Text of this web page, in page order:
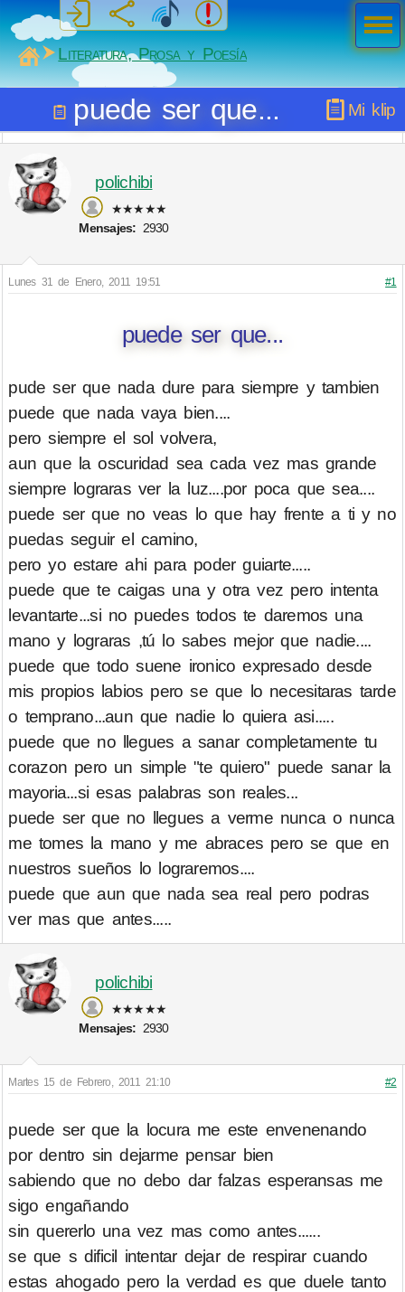
MiSabueso
Literatura, Prosa y Poesía
Mi klip
puede ser que...
polichibi
★★★★★
Mensajes: 2930
Lunes 31 de Enero, 2011 19:51 #1
puede ser que...
pude ser que nada dure para siempre y tambien
puede que nada vaya bien....
pero siempre el sol volvera,
aun que la oscuridad sea cada vez mas grande
siempre lograras ver la luz....por poca que sea....
puede ser que no veas lo que hay frente a ti y no
puedas seguir el camino,
pero yo estare ahi para poder guiarte.....
puede que te caigas una y otra vez pero intenta
levantarte...si no puedes todos te daremos una
mano y lograras ,tú lo sabes mejor que nadie....
puede que todo suene ironico expresado desde
mis propios labios pero se que lo necesitaras tarde
o temprano...aun que nadie lo quiera asi.....
puede que no llegues a sanar completamente tu
corazon pero un simple "te quiero" puede sanar la
mayoria...si esas palabras son reales...
puede ser que no llegues a verme nunca o nunca
me tomes la mano y me abraces pero se que en
nuestros sueños lo lograremos....
puede que aun que nada sea real pero podras
ver mas que antes.....
polichibi
★★★★★
Mensajes: 2930
Martes 15 de Febrero, 2011 21:10 #2
puede ser que la locura me este envenenando
por dentro sin dejarme pensar bien
sabiendo que no debo dar falzas esperansas me
sigo engañando
sin quererlo una vez mas como antes......
se que s dificil intentar dejar de respirar cuando
estas ahogado pero la verdad es que duele tanto
Men
ú